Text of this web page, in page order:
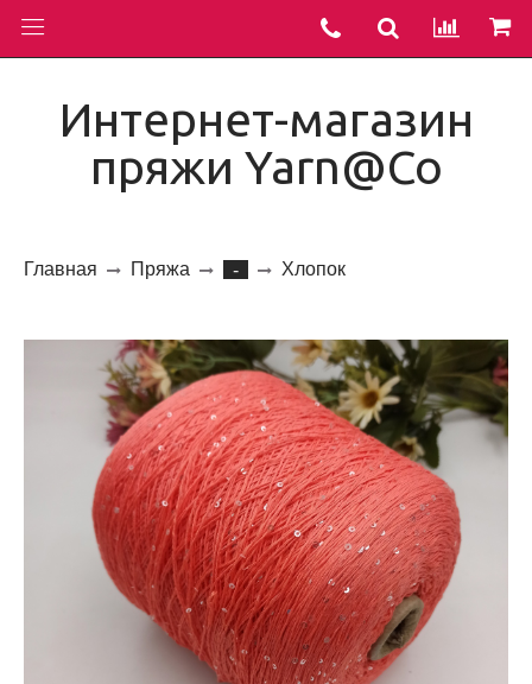
Интернет-магазин
пряжи Yarn@Co
Главная Пряжа - Хлопок